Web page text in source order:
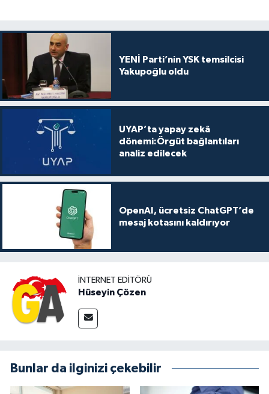
YENİ Parti’nin YSK temsilcisi
Yakupoğlu oldu
UYAP’ta yapay zekâ
dönemi:Örgüt bağlantıları
analiz edilecek
OpenAI, ücretsiz ChatGPT’de
mesaj kotasını kaldırıyor
İNTERNET EDITÖRÜ
Hüseyin Çözen
Bunlar da ilginizi çekebilir